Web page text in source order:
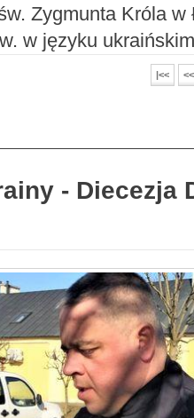
Zygmunta Króla w
w języku
|<< <<
- Diecezja